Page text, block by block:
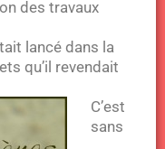
des travaux
lancé dans la
qu’il revendait
C’est
sans